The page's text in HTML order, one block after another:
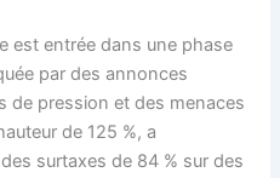
est entrée dans une phase
par des annonces
de pression et des menaces
de 125 %, a
surtaxes de 84 % sur des